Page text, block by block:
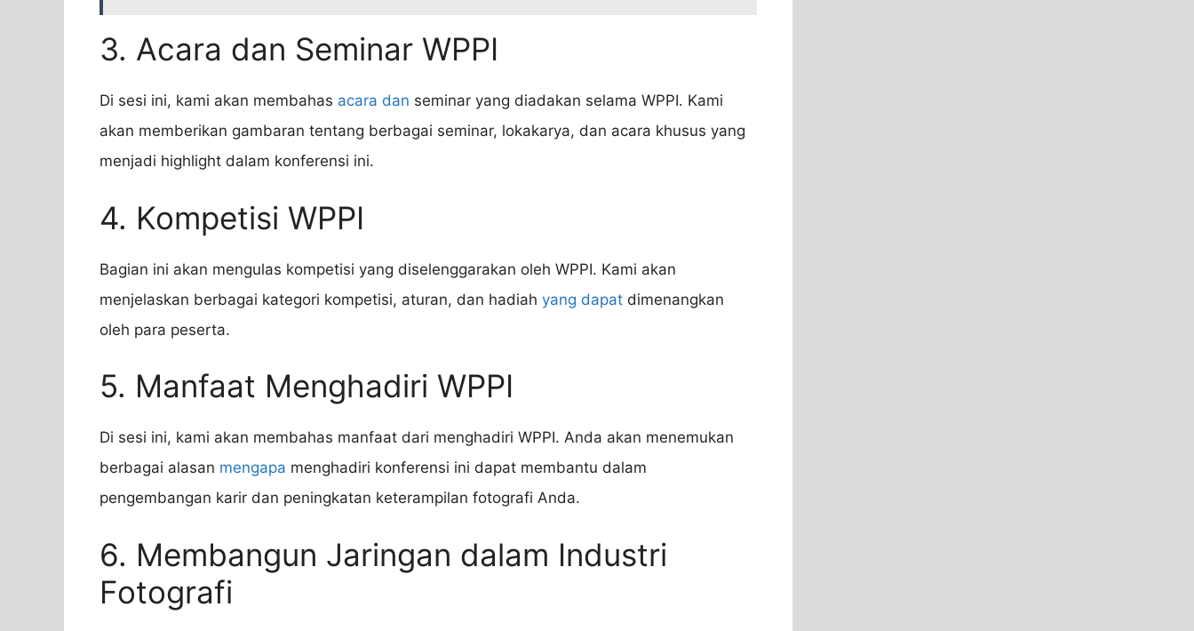
3. Acara dan Seminar WPPI
Di sesi ini, kami akan membahas acara dan seminar yang diadakan selama WPPI. Kami
akan memberikan gambaran tentang berbagai seminar, lokakarya, dan acara khusus yang
menjadi highlight dalam konferensi ini.
4. Kompetisi WPPI
Bagian ini akan mengulas kompetisi yang diselenggarakan oleh WPPI. Kami akan
menjelaskan berbagai kategori kompetisi, aturan, dan hadiah yang dapat dimenangkan
oleh para peserta.
5. Manfaat Menghadiri WPPI
Di sesi ini, kami akan membahas manfaat dari menghadiri WPPI. Anda akan menemukan
berbagai alasan mengapa menghadiri konferensi ini dapat membantu dalam
pengembangan karir dan peningkatan keterampilan fotografi Anda.
6. Membangun Jaringan dalam Industri
Fotografi